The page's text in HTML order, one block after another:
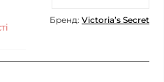
Бренд: Victoria’s Secret